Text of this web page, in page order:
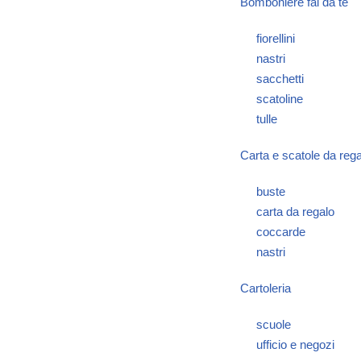
fiorellini
nastri
sacchetti
scatoline
tulle
Carta e scatole da
buste
carta da regalo
coccarde
nastri
Cartoleria
scuole
ufficio e negozi